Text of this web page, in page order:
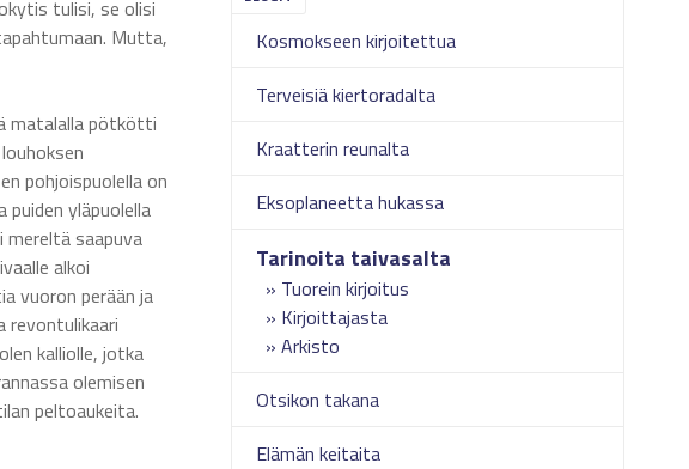
Kosmokseen kirjoitettua
Terveisiä kiertoradalta
Kraatterin reunalta
Eksoplaneetta hukassa
Tarinoita taivasalta
Tuorein kirjoitus
Kirjoittajasta
Arkisto
Otsikon takana
Elämän keitaita
tulisi, se olisi
Mutta,
matalalla pötkötti
pohjoispuolella on
yläpuolella
mereltä saapuva
alkoi
vuoron perään ja
revontulikaari
kalliolle, jotka
olemisen
peltoaukeita.